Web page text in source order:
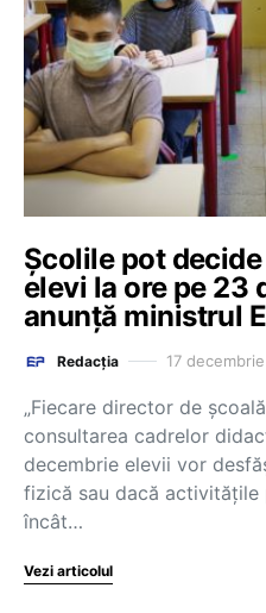
Școlile pot
elevi la ore pe 23
anunță ministrul
Redacția 17
„Fiecare director de
consultarea cadrelor
decembrie elevii vor
fizică sau dacă
încât…
Vezi articolul